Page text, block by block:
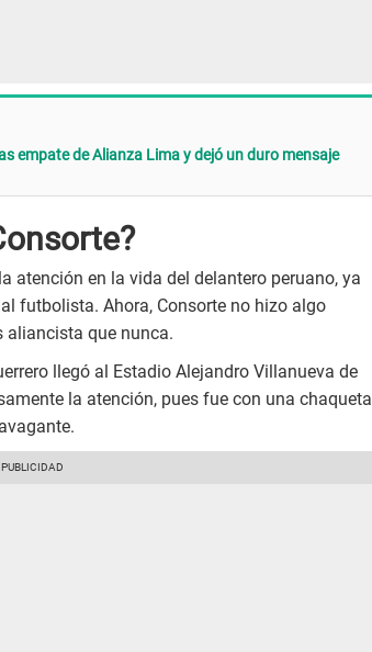
empate de Alianza Lima y dejó un duro mensaje
atención en la vida del delantero peruano, ya
futbolista. Ahora, Consorte no hizo algo
aliancista que nunca.
llegó al Estadio Alejandro Villanueva de
la atención, pues fue con una chaqueta